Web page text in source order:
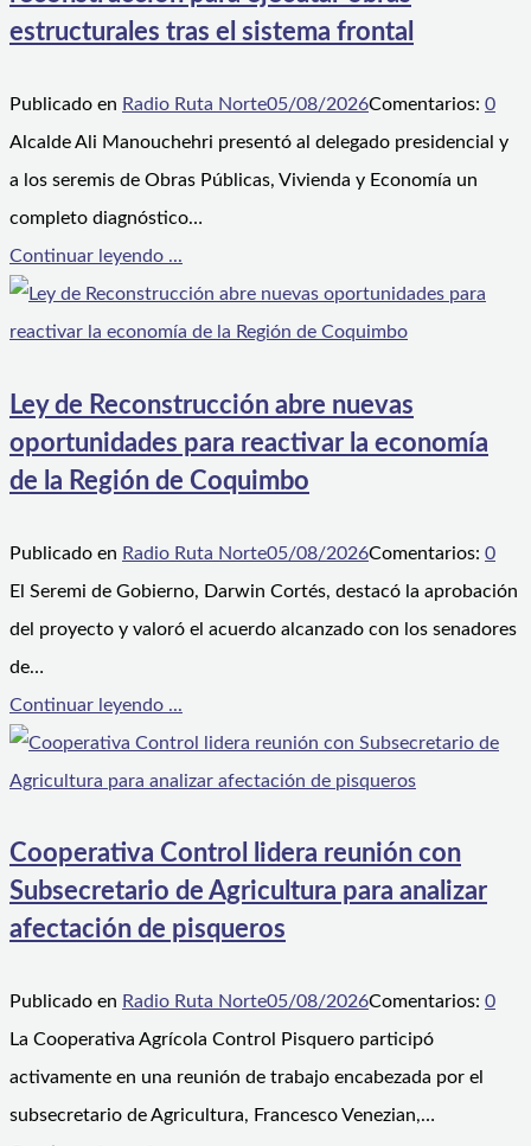
estructurales tras el sistema frontal
Publicado en Radio Ruta Norte05/08/2026Comentarios: 0
Alcalde Ali Manouchehri presentó al delegado presidencial y
a los seremis de Obras Públicas, Vivienda y Economía un
completo diagnóstico…
Continuar leyendo ...
Ley de Reconstrucción abre nuevas
oportunidades para reactivar la economía
de la Región de Coquimbo
Publicado en Radio Ruta Norte05/08/2026Comentarios: 0
El Seremi de Gobierno, Darwin Cortés, destacó la aprobación
del proyecto y valoró el acuerdo alcanzado con los senadores
de…
Continuar leyendo ...
Cooperativa Control lidera reunión con
Subsecretario de Agricultura para analizar
afectación de pisqueros
Publicado en Radio Ruta Norte05/08/2026Comentarios: 0
La Cooperativa Agrícola Control Pisquero participó
activamente en una reunión de trabajo encabezada por el
subsecretario de Agricultura, Francesco Venezian,…